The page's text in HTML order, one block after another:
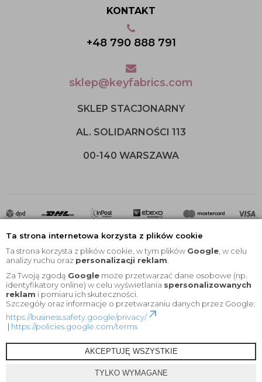
Ta strona internetowa korzysta z plików cookie
Ta strona korzysta z plików cookie, w tym plików Google , w celu
analizy ruchu oraz personalizacji reklam
Za Twoją zgodą Google może przetwarzać dane osobowe (np.
identyfikatory online) w celu wyświetlania spersonalizowanych
reklam i pomiaru ich skuteczności.
Szczegóły oraz informacje o przetwarzaniu danych przez Google:
https://business.safety.google/privacy/
| https://policies.google.com/terms
AKCEPTUJĘ WSZYSTKIE
TYLKO WYMAGANE
KONTAKT
+48 790 888 791
sklep@keyfabrics.com
SKLEP STACJONARNY
AL. SOLIDARNOŚCI 113
00-140 WARSZAWA
2020 © Wszelkie Prawa Zastrzeżone |KEYfabrics
Projekt i oprogramowanie sklepu: